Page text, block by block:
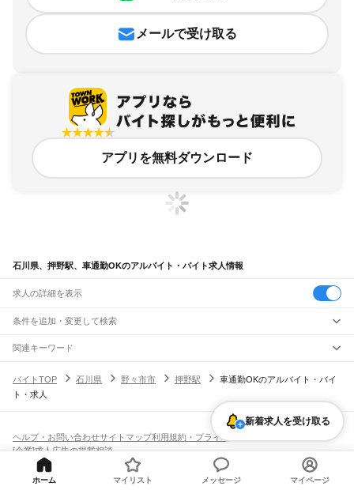
メールで受け取る
アプリを無料ダウンロード
石川県、押野駅、車通勤OKのアルバイト・バイト求人情報
求人の詳細を表示
条件を追加・変更して検索
市区町村を追加・変更
石川県すべて
金沢市
鳳珠郡
駅を追加・変更
能美根上駅小舞子駅美川駅
JR七尾線
津幡駅中津幡駅 能瀬駅 高松駅
敷浪駅
南羽咋駅
金丸駅能登部駅 能登二宮駅 七尾駅和倉温泉駅
職種を追加・変更
飲食・フードサービスすべて
ホールスタッフキッチンスタッフ
パン屋（ベーカリー）
フードカウンター販売員
バー（BAR）・バーテンダー
飲食店補助（開店・閉店準備）
飲食店（店長・マネージャー）
営業・販売
人気
日払いOK
学生歓迎 髪型・髪色自由
ネイルOK
ピアスOK
オープニングスタッフ
留学生・外国人活躍中
雇用形態を追加・変更
アルバイト・パート
都道府県を変更
関連キーワード
バイトTOP
石川県 野々市市 押野駅
車通勤OKのアルバイト・バイ
ト・求人
新着求人を受け取る
ヘルプ・お問い合わせサイトマップ利用規約・プライバシーポリシー
[企業]求人広告の掲載相談
ホーム マイリスト メッセージ マイページ